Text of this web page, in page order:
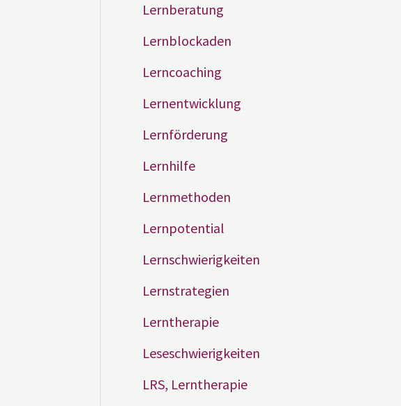
Lernberatung
Lernblockaden
Lerncoaching
Lernentwicklung
Lernförderung
Lernhilfe
Lernmethoden
Lernpotential
Lernschwierigkeiten
Lernstrategien
Lerntherapie
Leseschwierigkeiten
LRS, Lerntherapie